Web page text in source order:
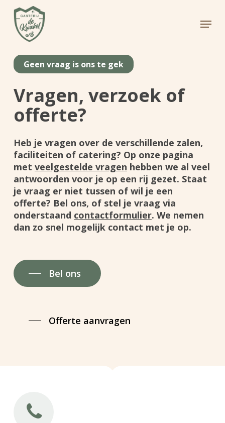
main
content
Menu
Geen vraag is ons te gek
Vragen, verzoek of
offerte?
Heb je vragen over de verschillende zalen,
faciliteiten of catering? Op onze pagina
met veelgestelde vragen hebben we al veel
antwoorden voor je op een rij gezet. Staat
je vraag er niet tussen of wil je een
offerte? Bel ons, of stel je vraag via
onderstaand contactformulier. We nemen
dan zo snel mogelijk contact met je op.
Bel ons
Offerte aanvragen
Close